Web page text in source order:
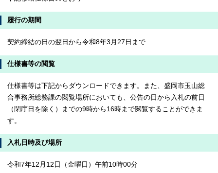
履行の期間
契約締結の日の翌日から令和8年3月27日まで
仕様書等の閲覧
仕様書等は下記からダウンロードできます。また、盛岡市玉山総
合事務所総務課の閲覧場所においても、公告の日から入札の前日
（閉庁日を除く）までの9時から16時まで閲覧することができま
す。
入札日時及び場所
令和7年12月12日（金曜日）午前10時00分